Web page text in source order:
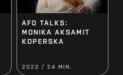
AFO TALKS:
MONIKA AKSAMIT
KOPERSKA
2022 / 24 MIN.